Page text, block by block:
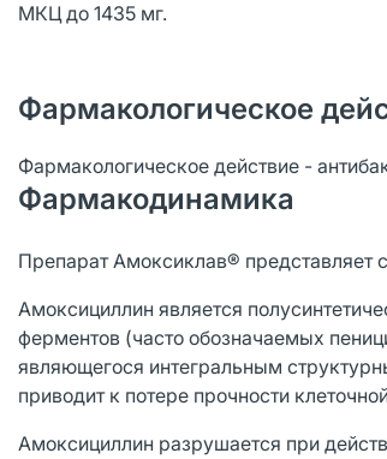
МКЦ до 1435 мг.
Фармакологическое
Фармакологическое действие -
Фармакодинамика
Препарат Амоксиклав® представляет
Амоксициллин является
ферментов (часто обозначаемых
являющегося интегральным
приводит к потере прочности
Амоксициллин разрушается при